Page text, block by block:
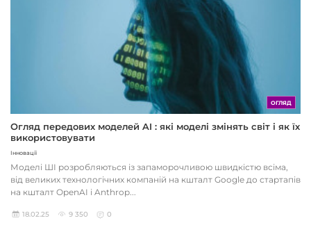
ОГЛЯД
Огляд передових моделей AI : які моделі змінять світ і як їх
використовувати
Інновації
Моделі ШІ розробляються із запаморочливою швидкістю всіма,
від великих технологічних компаній на кшталт Google до стартапів
на кшталт OpenAI і Anthrop...
18.02.25 9 350 0